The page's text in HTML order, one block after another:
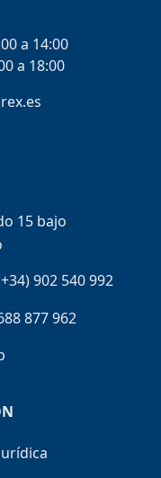
a 14:00
a 18:00
15 bajo
902 540 992
877 962